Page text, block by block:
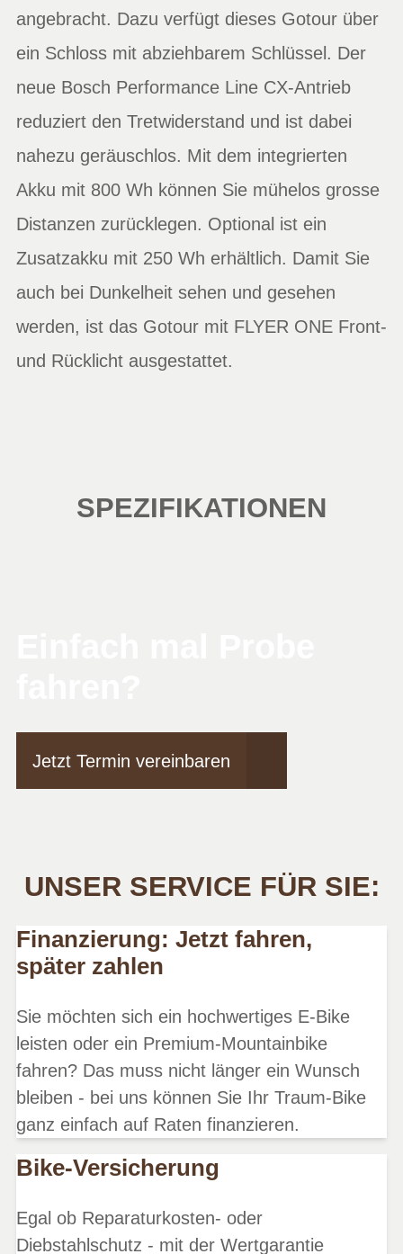
angebracht. Dazu verfügt dieses Gotour über
ein Schloss mit abziehbarem Schlüssel. Der
neue Bosch Performance Line CX-Antrieb
reduziert den Tretwiderstand und ist dabei
nahezu geräuschlos. Mit dem integrierten
Akku mit 800 Wh können Sie mühelos grosse
Distanzen zurücklegen. Optional ist ein
Zusatzakku mit 250 Wh erhältlich. Damit Sie
auch bei Dunkelheit sehen und gesehen
werden, ist das Gotour mit FLYER ONE Front-
und Rücklicht ausgestattet.
SPEZIFIKATIONEN
Jetzt Termin vereinbaren
UNSER SERVICE FÜR SIE:
Finanzierung: Jetzt fahren,
später zahlen
Sie möchten sich ein hochwertiges E-Bike
leisten oder ein Premium-Mountainbike
fahren? Das muss nicht länger ein Wunsch
bleiben - bei uns können Sie Ihr Traum-Bike
ganz einfach auf Raten finanzieren.
Bike-Versicherung
Egal ob Reparaturkosten- oder
Diebstahlschutz - mit der Wertgarantie